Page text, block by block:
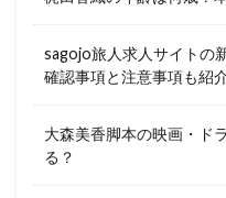
sagojo旅人求人サイトの
確認事項と注意事項も紹
大森美香脚本の映画・ド
る？